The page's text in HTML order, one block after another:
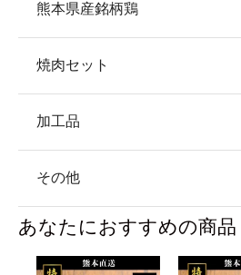
熊本県産銘柄鶏
焼肉セット
加工品
その他
あなたにおすすめの商品